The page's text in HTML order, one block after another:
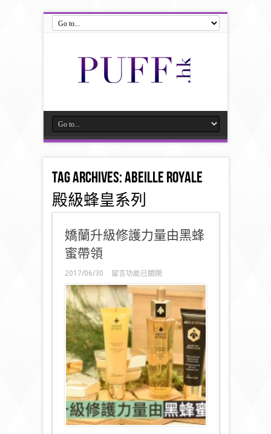
Tag Archives:ABEILLE ROYALE
殿級蜂皇系列
嬌蘭升級修護力量由黑蜂
蜜帶領
2017/06/30
在
〈嬌
蘭
級
修
力
黑
蜂
蜜
帶
領〉
中
留言功能已關閉